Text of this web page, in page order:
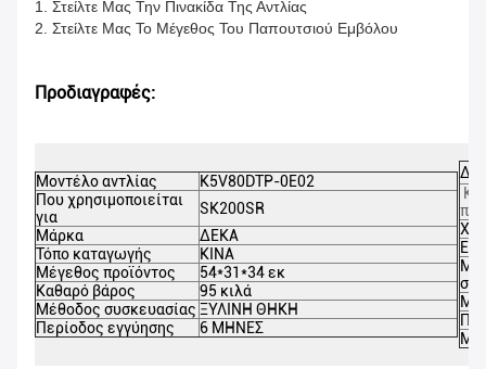
1. Στείλτε Μας Την Πινακίδα Της Αντλίας
2. Στείλτε Μας Το Μέγεθος Του Παπουτσιού Εμβόλου
Προδιαγραφές:
Μοντέλο αντλίας
K5V80DTP-0E02
Που χρησιμοποιείται
για
SK200SR
Μάρκα
ΔΕΚΑ
Τόπο καταγωγής
ΚΙΝΑ
Μέγεθος προϊόντος
54*31*34 εκ
Καθαρό βάρος
95 κιλά
Μέθοδος συσκευασίας ΞΥΛΙΝΗ ΘΗΚΗ
Περίοδος εγγύησης
6 ΜΗΝΕΣ